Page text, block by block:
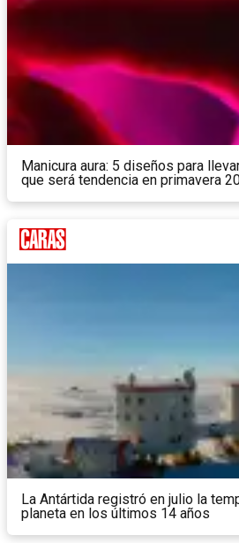
Manicura aura: 5 diseños para
que será tendencia en primavera
La Antártida registró en julio la
planeta en los últimos 14 años